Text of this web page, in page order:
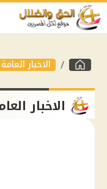
الاخبار العامة
الاخبار